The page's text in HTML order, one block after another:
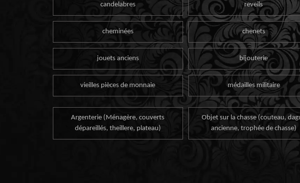
candelabres reveils
cheminées chenets
jouets anciens bijouterie
vieilles pièces de monnaie médailles militaire
Argenterie (Ménagère, couverts
dépareillés, theillere, plateau)
Objet sur la chasse (couteau,
ancienne, trophée de chasse)